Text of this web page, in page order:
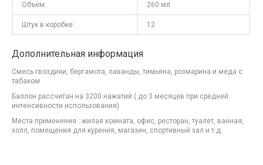
Объем: 260 мл
Штук в коробке: 12
Дополнительная информация
Смесь гвоздики, бергамота, лаванды, тимьяна, розмарина и меда с
табаком
Баллон рассчитан на 3200 нажатий ( до 3 месяцев при средней
интенсивности использования)
Места применения : жилая комната, офис, ресторан, туалет, ванная,
холл, помещения для курения, магазин, спортивный зал и т.д.